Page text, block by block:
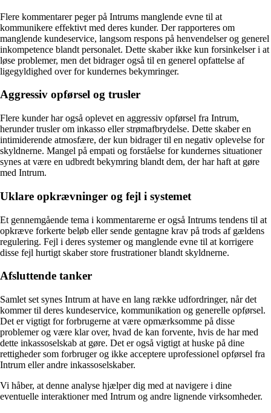
Flere kommentarer peger på Intrums manglende evne til at
kommunikere effektivt med deres kunder. Der rapporteres om
manglende kundeservice, langsom respons på henvendelser og generel
inkompetence blandt personalet. Dette skaber ikke kun forsinkelser i at
løse problemer, men det bidrager også til en generel opfattelse af
ligegyldighed over for kundernes bekymringer.
Aggressiv opførsel og trusler
Flere kunder har også oplevet en aggressiv opførsel fra Intrum,
herunder trusler om inkasso eller strømafbrydelse. Dette skaber en
intimiderende atmosfære, der kun bidrager til en negativ oplevelse for
skyldnerne. Mangel på empati og forståelse for kundernes situationer
synes at være en udbredt bekymring blandt dem, der har haft at gøre
med Intrum.
Uklare opkrævninger og fejl i systemet
Et gennemgående tema i kommentarerne er også Intrums tendens til at
opkræve forkerte beløb eller sende gentagne krav på trods af gældens
regulering. Fejl i deres systemer og manglende evne til at korrigere
disse fejl hurtigt skaber store frustrationer blandt skyldnerne.
Afsluttende tanker
Samlet set synes Intrum at have en lang række udfordringer, når det
kommer til deres kundeservice, kommunikation og generelle opførsel.
Det er vigtigt for forbrugerne at være opmærksomme på disse
problemer og være klar over, hvad de kan forvente, hvis de har med
dette inkassoselskab at gøre. Det er også vigtigt at huske på dine
rettigheder som forbruger og ikke acceptere uprofessionel opførsel fra
Intrum eller andre inkassoselskaber.
Vi håber, at denne analyse hjælper dig med at navigere i dine
eventuelle interaktioner med Intrum og andre lignende virksomheder.